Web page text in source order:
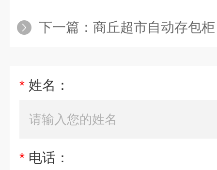
下一篇： 商丘超市自动存包柜
* 姓名：
* 电话：